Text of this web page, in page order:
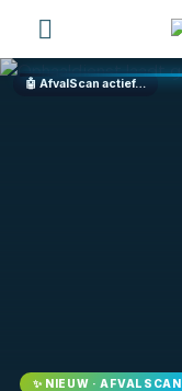
🤖 AfvalScan actief…
✨ NIEUW · AFVALSCAN